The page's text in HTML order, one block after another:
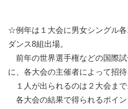
☆例年は１大会に男女シングル
ダンス8組出場。
前年の世界選手権などの国際
に、各大会の主催者によって招待
１人が出られるのは２大会まで
各大会の結果で得られるポイ